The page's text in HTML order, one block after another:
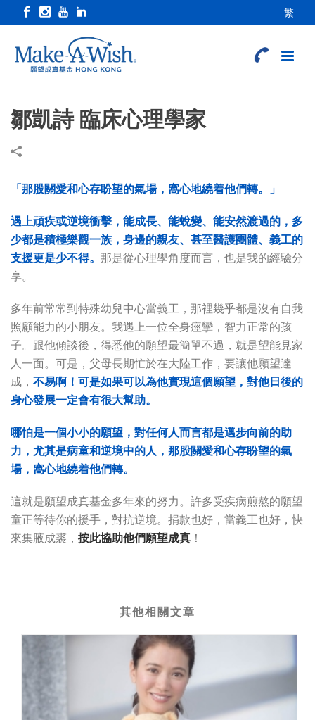
繁
鄒凱詩 臨床心理學家
「那股關愛和心存盼望的氣場，窩心地繞着他們轉。」
遇上頑疾或逆境衝擊，能成長、能蛻變、能安然渡過的，多
少都是積極樂觀一族，身邊的親友、甚至醫護團體、義工的
支援更是少不得。 那是從心理學角度而言，也是我的經驗分
享。
多年前常常到特殊幼兒中心當義工，那裡幾乎都是沒有自我
照顧能力的小朋友。我遇上一位全身痙攣，智力正常的孩
子。跟他傾談後，得悉他的願望最簡單不過，就是望能見家
人一面。可是，父母長期忙於在大陸工作，要讓他願望達
成， 不易啊！可是如果可以為他實現這個願望，對他日後的
身心發展一定會有很大幫助。
哪怕是一個小小的願望，對任何人而言都是邁步向前的助
力，尤其是病童和逆境中的人，那股關愛和心存盼望的氣
場，窩心地繞着他們轉。
這就是願望成真基金多年來的努力。許多受疾病煎熬的願望
童正等待你的援手，對抗逆境。捐款也好，當義工也好，快
來集腋成裘， 按此協助他們願望成真 ！
其他相關文章